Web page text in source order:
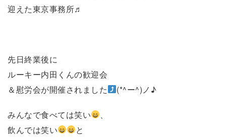
迎えた東京事務所♬
先日終業後に
ルーキー内田くんの歓迎会
＆慰労会が開催されました
(*^ー^)ノ♪
みんなで食べては笑い
飲んでは笑い
と